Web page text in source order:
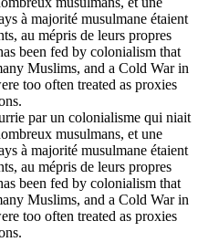
à majorité musulmane étaient
au mépris de leurs propres
been fed by colonialism that
Muslims, and a Cold War in
too often treated as proxies
par un colonialisme qui niait
musulmans, et une
à majorité musulmane étaient
au mépris de leurs propres
been fed by colonialism that
Muslims, and a Cold War in
too often treated as proxies